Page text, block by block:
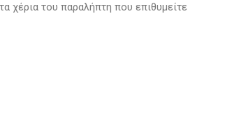
χέρια του παραλήπτη που επιθυμείτε